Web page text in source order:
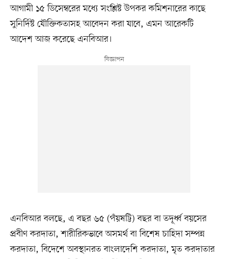
আগামী ১৫ ডিসেম্বরের মধ্যে সংশ্লিষ্ট উপকর কমিশনারের কাছে
সুনির্দিষ্ট যৌক্তিকতাসহ আবেদন করা যাবে, এমন আরেকটি
আদেশ আজ করেছে এনবিআর।
এনবিআর বলছে, এ বছর ৬৫ (পঁয়ষট্টি) বছর বা তদূর্ধ্ব বয়সের
প্রবীণ করদাতা, শারীরিকভাবে অসমর্থ বা বিশেষ চাহিদা সম্পন্ন
করদাতা, বিদেশে অবস্থানরত বাংলাদেশি করদাতা, মৃত করদাতার